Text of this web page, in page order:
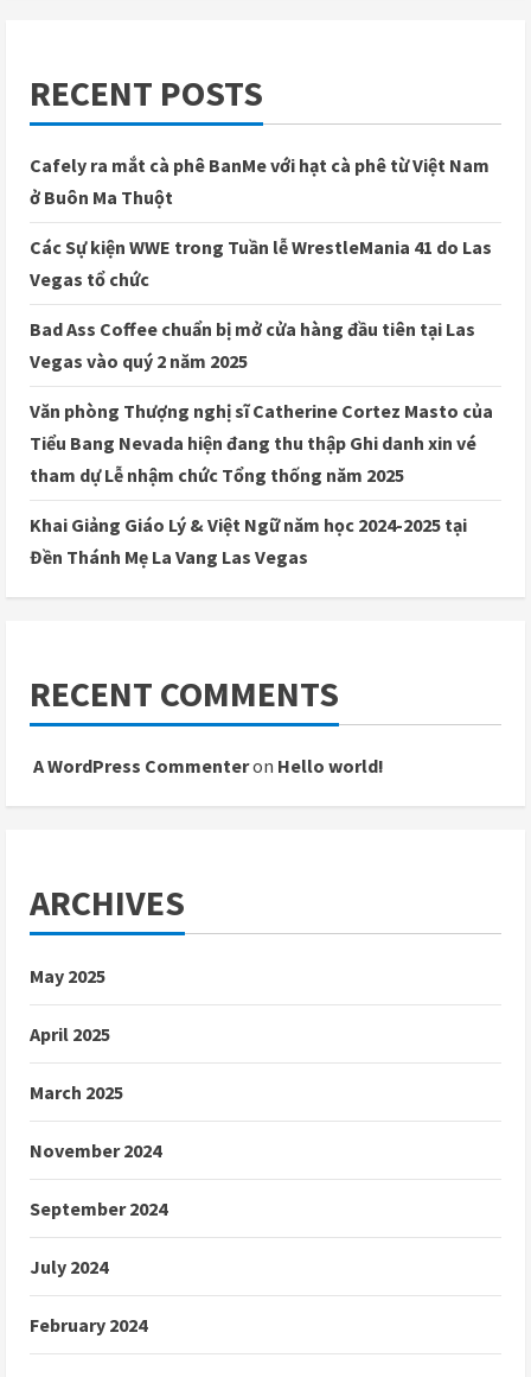
RECENT POSTS
Cafely ra mắt cà phê BanMe với hạt cà phê từ Việt Nam
ở Buôn Ma Thuột
Các Sự kiện WWE trong Tuần lễ WrestleMania 41 do Las
Vegas tổ chức
Bad Ass Coffee chuẩn bị mở cửa hàng đầu tiên tại Las
Vegas vào quý 2 năm 2025
Văn phòng Thượng nghị sĩ Catherine Cortez Masto của
Tiểu Bang Nevada hiện đang thu thập Ghi danh xin vé
tham dự Lễ nhậm chức Tổng thống năm 2025
Khai Giảng Giáo Lý & Việt Ngữ năm học 2024-2025 tại
Đền Thánh Mẹ La Vang Las Vegas
RECENT COMMENTS
A WordPress Commenteron Hello world!
ARCHIVES
May 2025
April 2025
March 2025
November 2024
September 2024
July 2024
February 2024